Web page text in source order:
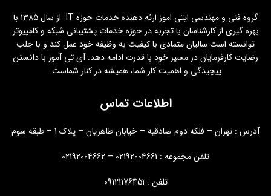
گروه فنی و مهندسی ایتی اموز ارئه دهنده خدمات حوزه IT از سال 1385 با
بهره گیری از کارشناسان با تجربه در حوزه خدمات پشتیبانی شبکه و کامپیوتر
توانسته است سالیان متمادی با کیفیت به وظیفه خود عمل کند و با جلب
رضایت کارفرمایان در مسیر خود با قدرت ادامه دهد. آی تی آموز با دانستن
پیچیدگی و اهمیت کار شما، همیشه در کنار شماست.
اطلاعات تماس
آدرس : تهران – فلکه دوم صادقیه – خیابان طاهریان – پلاک 1 – طبقه سوم
تلفن مجموعه : 02192004661 – 02192004662
تلفن : 09121176451